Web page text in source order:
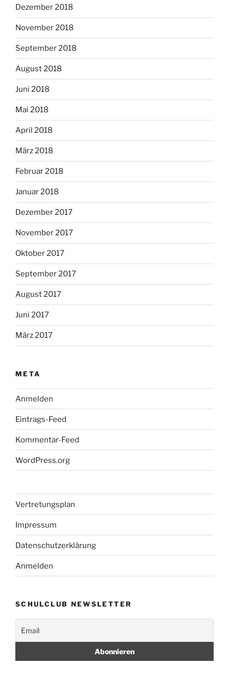
Dezember 2018
November 2018
September 2018
August 2018
Juni 2018
Mai 2018
April 2018
März 2018
Februar 2018
Januar 2018
Dezember 2017
November 2017
Oktober 2017
September 2017
August 2017
Juni 2017
März 2017
META
Anmelden
Eintrags-Feed
Kommentar-Feed
WordPress.org
Vertretungsplan
Impressum
Datenschutzerklärung
Anmelden
SCHULCLUB NEWSLETTER